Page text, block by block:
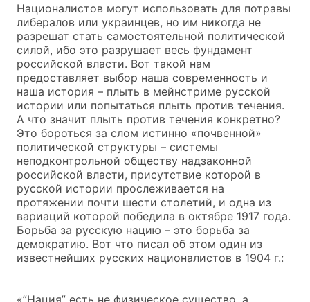
Националистов могут использовать для потравы
либералов или украинцев, но им никогда не
разрешат стать самостоятельной политической
силой, ибо это разрушает весь фундамент
российской власти. Вот такой нам
предоставляет выбор наша современность и
наша история – плыть в мейнстриме русской
истории или попытаться плыть против течения.
А что значит плыть против течения конкретно?
Это бороться за слом истинно «почвенной»
политической структуры – системы
неподконтрольной обществу надзаконной
российской власти, присутствие которой в
русской истории прослеживается на
протяжении почти шести столетий, и одна из
вариаций которой победила в октябре 1917 года.
Борьба за русскую нацию – это борьба за
демократию. Вот что писал об этом один из
известнейших русских националистов в 1904 г.:
«”Нация” есть не физическое существо, а